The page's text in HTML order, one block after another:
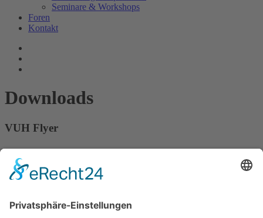
Seminare & Workshops
Foren
Kontakt
Downloads
VUH Flyer
VUH Flyer (PDF)
KOSTENLOSER ADOBE READER ZUM ÖFFNEN VON
PDF-DATEIEN